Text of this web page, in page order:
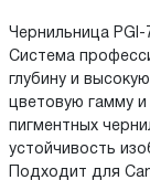
Чернильница
Система
глубину и
цветовую гамму
пигментных
устойчивость
Подходит для